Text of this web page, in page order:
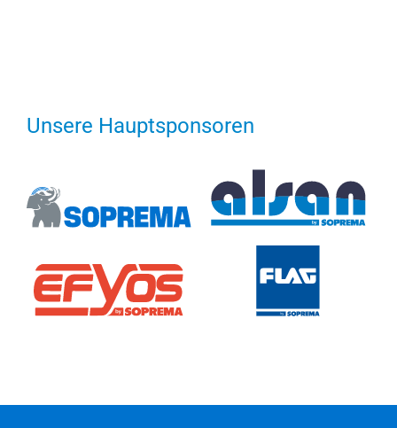
Unsere Hauptsponsoren